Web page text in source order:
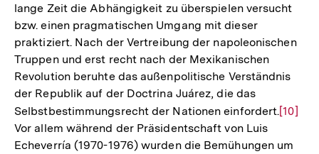
lange Zeit die Abhängigkeit zu überspielen versucht
bzw. einen pragmatischen Umgang mit dieser
praktiziert. Nach der Vertreibung der napoleonischen
Truppen und erst recht nach der Mexikanischen
Revolution beruhte das außenpolitische Verständnis
der Republik auf der Doctrina Juárez, die das
Selbstbestimmungsrecht der Nationen einfordert.Zur
der
[10]
Vor allem während der Präsidentschaft von Luis
Echeverría (1970-1976) wurden die Bemühungen um